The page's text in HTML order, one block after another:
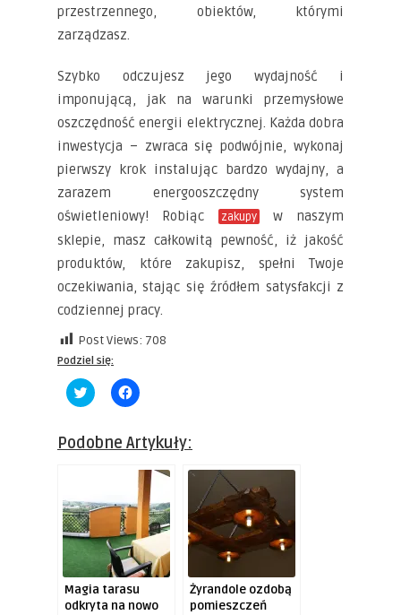
przestrzennego, obiektów, którymi
zarządzasz.
Szybko odczujesz jego wydajność i
imponującą, jak na warunki przemysłowe
oszczędność energii elektrycznej. Każda dobra
inwestycja – zwraca się podwójnie, wykonaj
pierwszy krok instalując bardzo wydajny, a
zarazem energooszczędny system
oświetleniowy! Robiąc
zakupyw naszym
sklepie, masz całkowitą pewność, iż jakość
produktów, które zakupisz, spełni Twoje
oczekiwania, stając się źródłem satysfakcji z
codziennej pracy.
Post Views: 708
Podziel się:
Click
to
Twitter
(Opens
Click
to
Facebook
(Opens
new
window)
Podobne Artykuły:
Magia tarasu
odkryta na nowo
Żyrandole ozdobą
pomieszczeń